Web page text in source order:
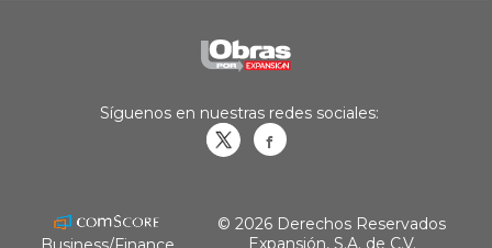
Síguenos en nuestras redes sociales:
© 2026 Derechos Reservados
Expansión, S.A. de C.V.